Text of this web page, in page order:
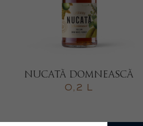
NUCATĂ DOMNEASCĂ
0,2 L